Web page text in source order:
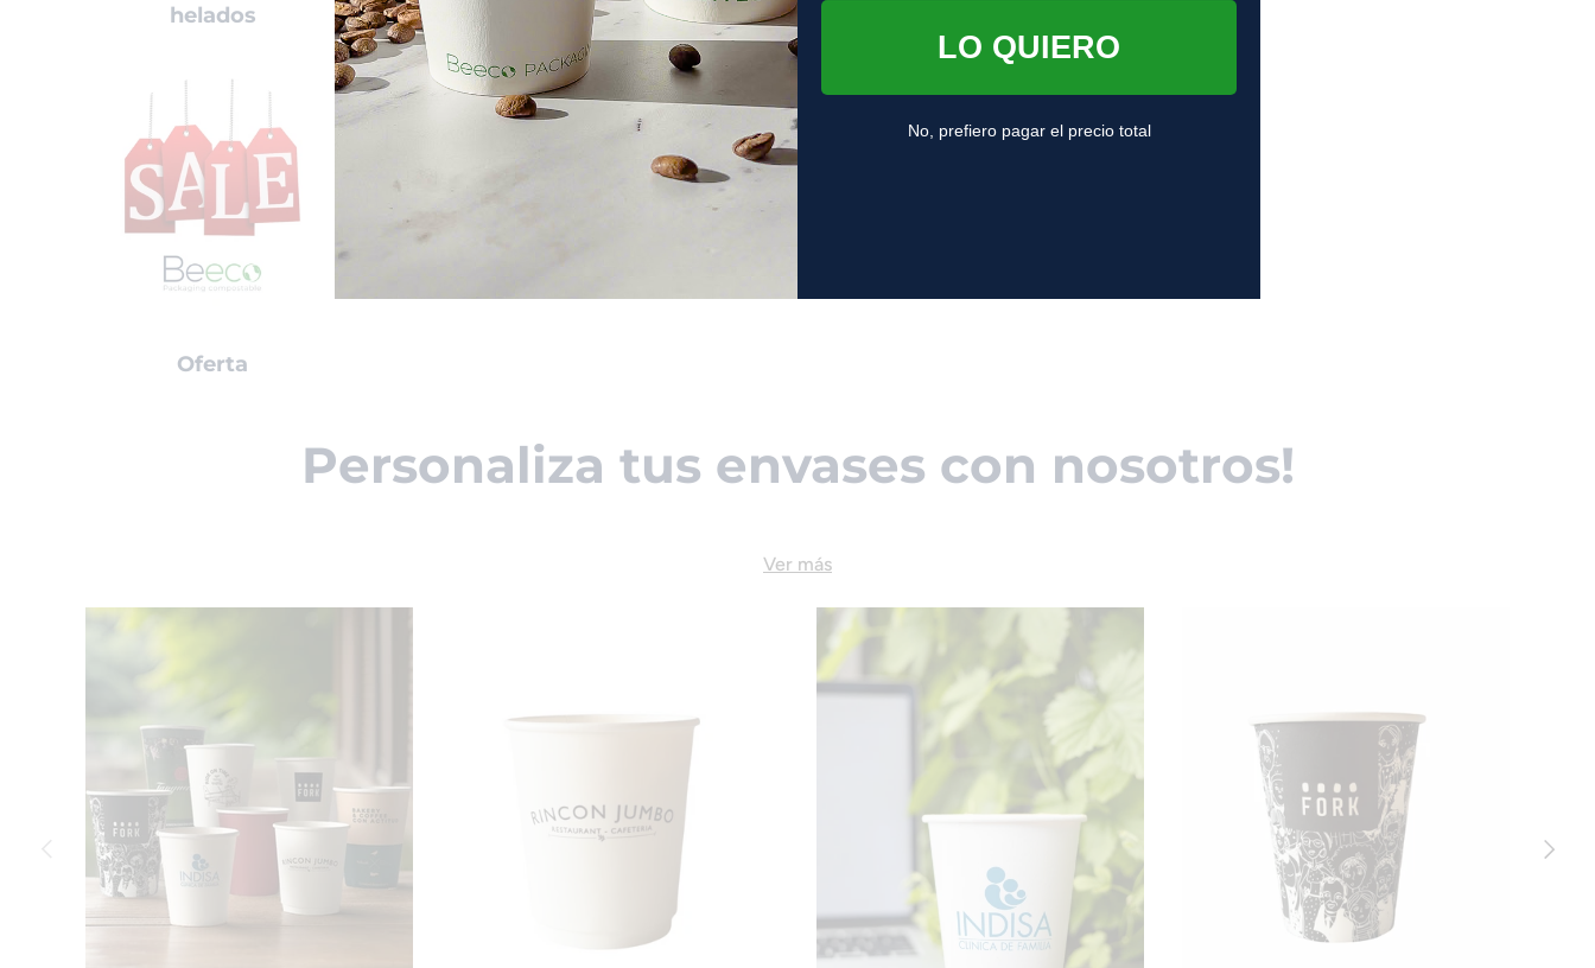
helados
acompañamiento
Oferta
Personaliza tus envases con nosotros!
Ver más
Anterior
LO QUIERO
No, prefiero pagar el precio total